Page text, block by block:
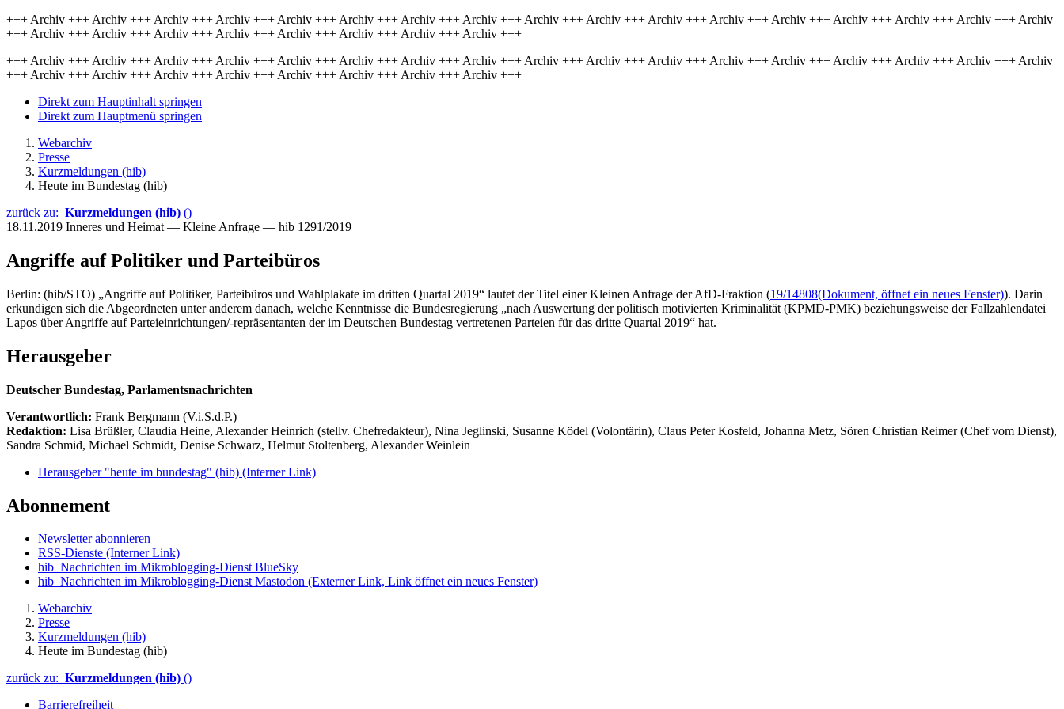
+++ Archiv +++ Archiv +++ Archiv +++ Archiv +++ Archiv +++ Archiv +++ Archiv +++ Archiv +++ Archiv +++ Archiv +++ Archiv +++ Archiv +++ Archiv +++ Archiv +++ Archiv +++ Archiv +++ Archiv
+++ Archiv +++ Archiv +++ Archiv +++ Archiv +++ Archiv +++ Archiv +++ Archiv +++ Archiv +++
+++ Archiv +++ Archiv +++ Archiv +++ Archiv +++ Archiv +++ Archiv +++ Archiv +++ Archiv +++ Archiv +++ Archiv +++ Archiv +++ Archiv +++ Archiv +++ Archiv +++ Archiv +++ Archiv +++ Archiv
+++ Archiv +++ Archiv +++ Archiv +++ Archiv +++ Archiv +++ Archiv +++ Archiv +++ Archiv +++
Direkt zum Hauptinhalt springen
Direkt zum Hauptmenü springen
Webarchiv
Presse
Kurzmeldungen (hib)
Heute im Bundestag (hib)
zurück zu: Kurzmeldungen (hib) ()
18.11.2019 Inneres und Heimat — Kleine Anfrage — hib 1291/2019
Angriffe auf Politiker und Parteibüros
Berlin: (hib/STO) „Angriffe auf Politiker, Parteibüros und Wahlplakate im dritten Quartal 2019“ lautet der Titel einer Kleinen Anfrage der AfD-Fraktion (19/14808(Dokument, öffnet ein neues Fenster)). Darin
erkundigen sich die Abgeordneten unter anderem danach, welche Kenntnisse die Bundesregierung „nach Auswertung der politisch motivierten Kriminalität (KPMD-PMK) beziehungsweise der Fallzahlendatei
Lapos über Angriffe auf Parteieinrichtungen/-repräsentanten der im Deutschen Bundestag vertretenen Parteien für das dritte Quartal 2019“ hat.
Herausgeber
Deutscher Bundestag, Parlamentsnachrichten
Verantwortlich: Frank Bergmann (V.i.S.d.P.)
Redaktion: Lisa Brüßler, Claudia Heine, Alexander Heinrich (stellv. Chefredakteur), Nina Jeglinski, Susanne Ködel (Volontärin), Claus Peter Kosfeld, Johanna Metz, Sören Christian Reimer (Chef vom Dienst),
Sandra Schmid, Michael Schmidt, Denise Schwarz, Helmut Stoltenberg, Alexander Weinlein
Herausgeber "heute im bundestag" (hib) (Interner Link)
Abonnement
Newsletter abonnieren
RSS-Dienste (Interner Link)
hib_Nachrichten im Mikroblogging-Dienst BlueSky
hib_Nachrichten im Mikroblogging-Dienst Mastodon (Externer Link, Link öffnet ein neues Fenster)
Webarchiv
Presse
Kurzmeldungen (hib)
Heute im Bundestag (hib)
zurück zu: Kurzmeldungen (hib) ()
Barrierefreiheit